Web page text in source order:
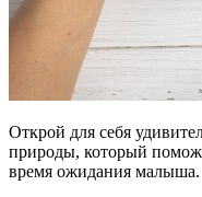
Открой для себя
природы, который
время ожидания малыша.